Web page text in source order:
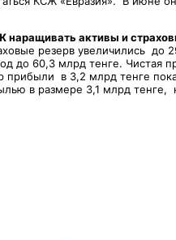
активы и
резерв увеличились до
до 60,3 млрд тенге. Чистая
в 3,2 млрд тенге
в размере 3,1 млрд тенге,